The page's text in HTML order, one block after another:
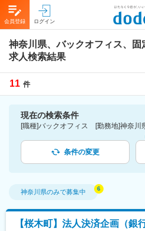
会員登録 ログイン
神奈川県、バックオフィス、固
求人検索結果
11 件
現在の検索条件
条件の変更
神奈川県のみで募集中
【桜木町】法人決済企画（銀